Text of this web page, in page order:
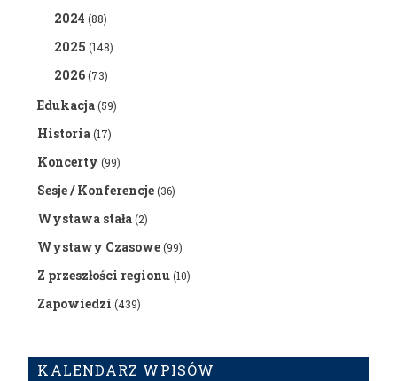
2024 (88)
2025 (148)
2026(73)
Edukacja(59)
Historia(17)
Koncerty (99)
Sesje / Konferencje(36)
Wystawa stała(2)
Wystawy Czasowe(99)
Z przeszłości regionu(10)
Zapowiedzi (439)
KALENDARZ WPISÓW